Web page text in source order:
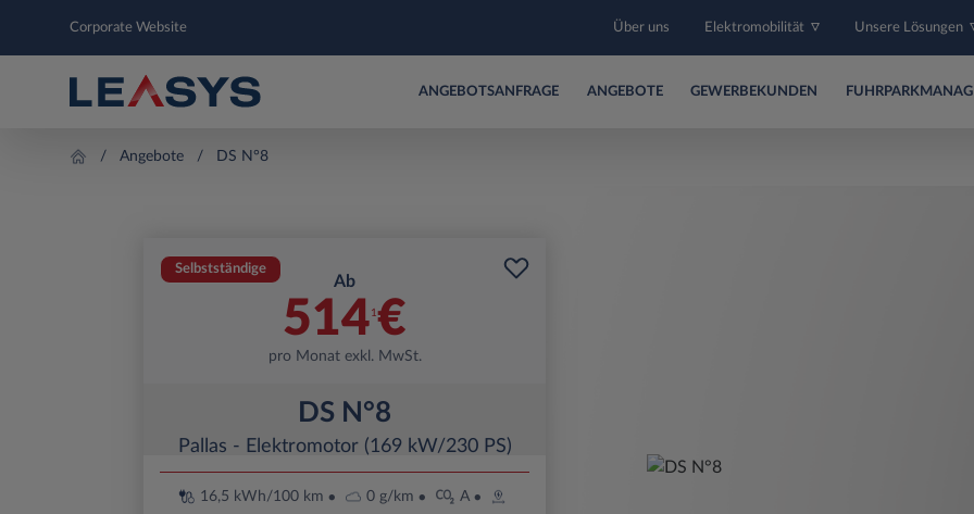
Corporate Website Über uns Elektromobilität Unsere Lösungen
ANGEBOTSANFRAGE ANGEBOTE GEWERBEKUNDEN
Angebote DS N°8
Selbstständige
Ab
514 1 €
pro Monat exkl. MwSt.
DS N°8
Pallas - Elektromotor (169 kW/230 PS)
16,5 kWh/100 km 0 g/km
A